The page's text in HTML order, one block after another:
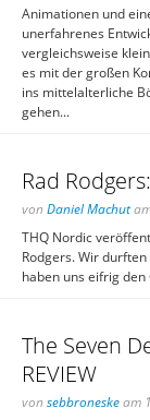
Animationen und
unerfahrenes
vergleichsweise
es mit der großen
ins mittelalterliche
gehen...
Rad
von Daniel Machut
THQ Nordic
Rodgers. Wir
haben uns eifrig
The Seven
REVIEW
von sebbroneskeam